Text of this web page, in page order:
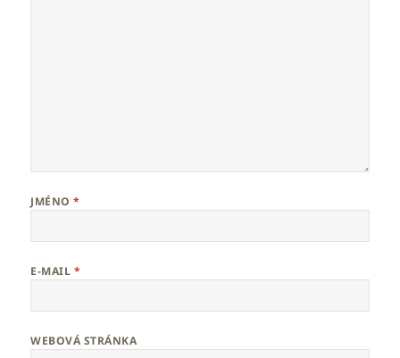
JMÉNO*
E-MAIL *
WEBOVÁ STRÁNKA